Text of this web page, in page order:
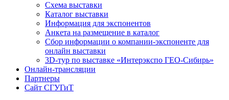
Схема выставки
Каталог выставки
Информация для экспонентов
Анкета на размещение в каталог
Сбор информации о компании-экспоненте для
онлайн выставки
3D-тур по выставке «Интерэкспо ГЕО-Сибирь»
Онлайн-трансляции
Партнеры
Сайт СГУГиТ